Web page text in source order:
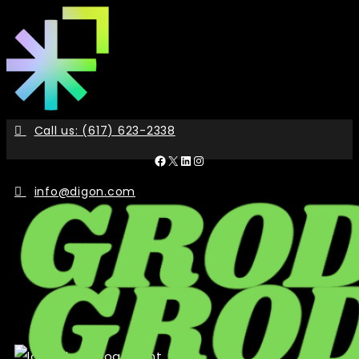
to
content
Call us: (617) 623-2338
Facebook
X LinkedIn
Instagram
info@digon.com